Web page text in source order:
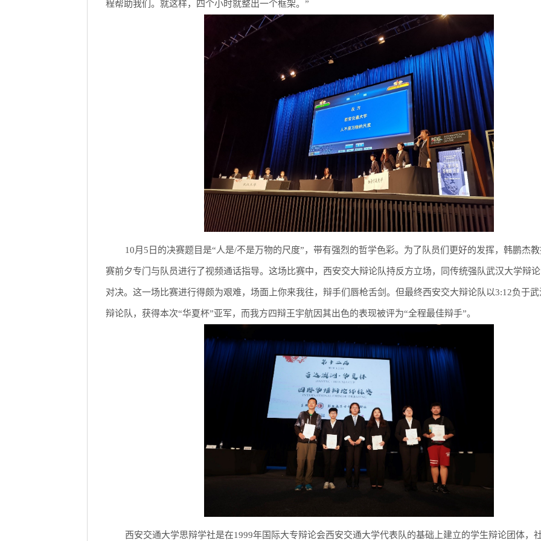
程帮助我们。就这样，四个小时就整出一个框架。”
10月5日的决赛题目是“人是/不是万物的尺度”，带有强烈的哲学色彩。为了队员们更好的发挥，韩鹏杰
赛前夕专门与队员进行了视频通话指导。这场比赛中，西安交大辩论队持反方立场，同传统强队武汉大学辩
对决。这一场比赛进行得颇为艰难，场面上你来我往，辩手们唇枪舌剑。但最终西安交大辩论队以3:12负于
辩论队，获得本次“华夏杯”亚军，而我方四辩王宇航因其出色的表现被评为“全程最佳辩手”。
西安交通大学思辩学社是在1999年国际大专辩论会西安交通大学代表队的基础上建立的学生辩论团体，